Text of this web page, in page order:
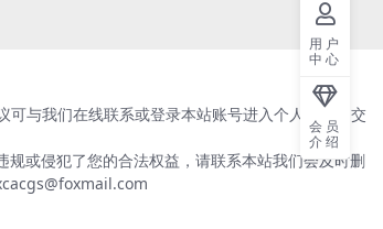
可与我们在线联系或登录本站账号进入个人中心提交
规或侵犯了您的合法权益，请联系本站我们会及时删
用户
中心
会员
介绍